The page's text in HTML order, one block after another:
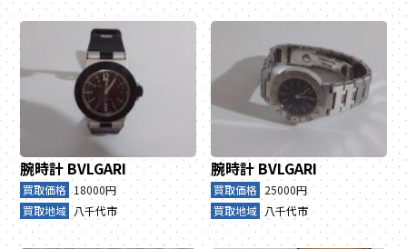
腕時計 BVLGARI
買取価格 18000円
買取地域 八千代市
腕時計 BVLGARI
買取価格 25000円
買取地域 八千代市